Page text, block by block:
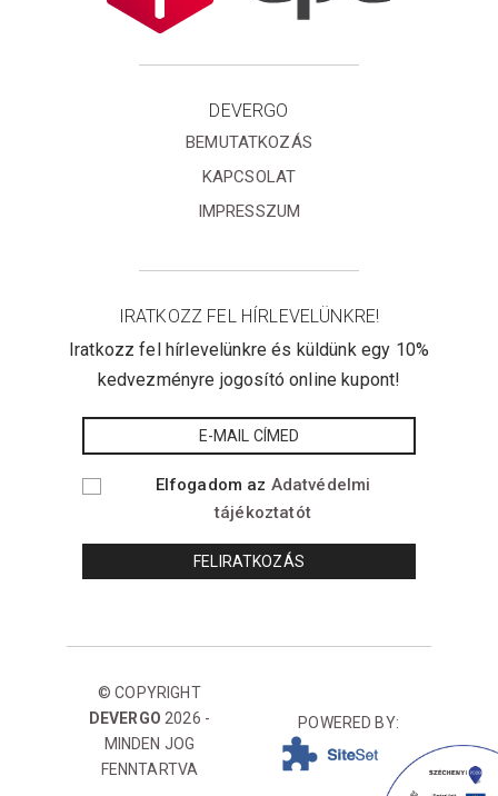
DEVERGO
BEMUTATKOZÁS
KAPCSOLAT
IMPRESSZUM
IRATKOZZ FEL HÍRLEVELÜNKRE!
Iratkozz fel hírlevelünkre és küldünk egy 10%
kedvezményre jogosító online kupont!
Elfogadom az Adatvédelmi
tájékoztatót
© COPYRIGHT
DEVERGO 2026 -
MINDEN JOG
FENNTARTVA
POWERED BY: